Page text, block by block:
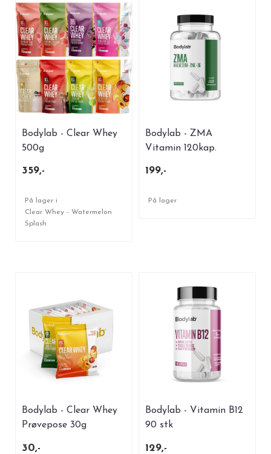
Bodylab - Clear Whey
500g
359,-
På lager i
Clear Whey - Watermelon
Splash
Bodylab - ZMA
Vitamin 120kap.
199,-
På lager
Bodylab - Clear Whey
Prøvepose 30g
30,-
Bodylab - Vitamin B12
90 stk
129,-